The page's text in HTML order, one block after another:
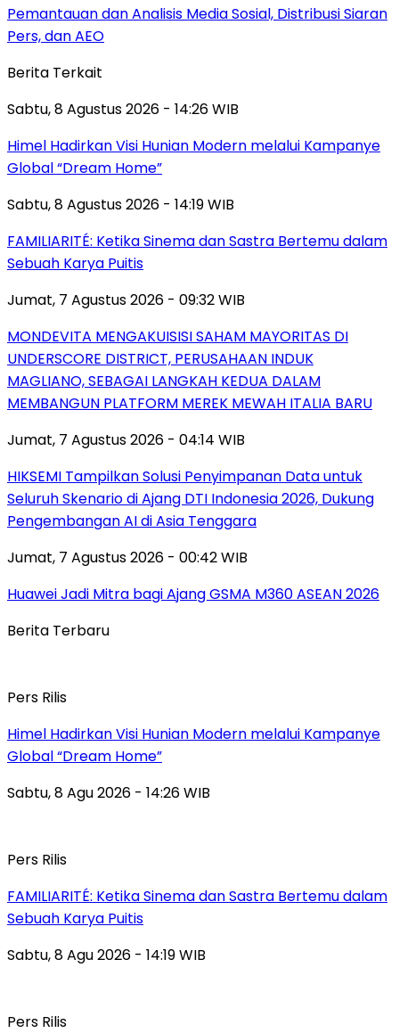
Pemantauan dan Analisis Media Sosial, Distribusi Siaran
Pers, dan AEO
Berita Terkait
Sabtu, 8 Agustus 2026 - 14:26 WIB
Himel Hadirkan Visi Hunian Modern melalui Kampanye
Global “Dream Home”
Sabtu, 8 Agustus 2026 - 14:19 WIB
FAMILIARITÉ: Ketika Sinema dan Sastra Bertemu dalam
Sebuah Karya Puitis
Jumat, 7 Agustus 2026 - 09:32 WIB
MONDEVITA MENGAKUISISI SAHAM MAYORITAS DI
UNDERSCORE DISTRICT, PERUSAHAAN INDUK
MAGLIANO, SEBAGAI LANGKAH KEDUA DALAM
MEMBANGUN PLATFORM MEREK MEWAH ITALIA BARU
Jumat, 7 Agustus 2026 - 04:14 WIB
HIKSEMI Tampilkan Solusi Penyimpanan Data untuk
Seluruh Skenario di Ajang DTI Indonesia 2026, Dukung
Pengembangan AI di Asia Tenggara
Jumat, 7 Agustus 2026 - 00:42 WIB
Huawei Jadi Mitra bagi Ajang GSMA M360 ASEAN 2026
Berita Terbaru
Pers Rilis
Himel Hadirkan Visi Hunian Modern melalui Kampanye
Global “Dream Home”
Sabtu, 8 Agu 2026 - 14:26 WIB
Pers Rilis
FAMILIARITÉ: Ketika Sinema dan Sastra Bertemu dalam
Sebuah Karya Puitis
Sabtu, 8 Agu 2026 - 14:19 WIB
Pers Rilis